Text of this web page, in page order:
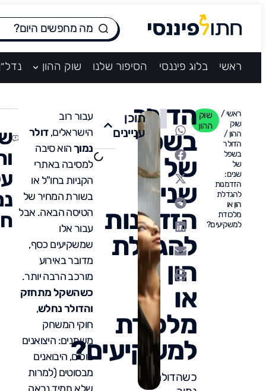
ראשי בלוג פיננסי הסיפור שלנו שוק ההון
ראשי/
שוק
ההון/
הדולר
בשפל
של
שנים:
הזדמנות
להגדלת
הון או
מלכודת
למשקיעים?
שוק
ההון הדולר
בשפל
של
שנים:
הזדמנות
להגדלת
הון
או
מלכודת
למשקיעים?
כשהדולר
תוכן
עניינים
עבור רוב
הישראלים,דולר
נמוךהוא סיבה
למסיבה באתרי
הקניות בחו"ל או
בשורת המחיר של
הטיסה הבאה. אבל
עבור אלו
שמשקיעים כסף,
מדובר באירוע
מורכב הרבה יותר.
כשהשקל מתחזק
והדולר נחלש,
חוקי המשחק
משתנים: היצואנים
בוכים, היבואנים
מבסוטים (למרות